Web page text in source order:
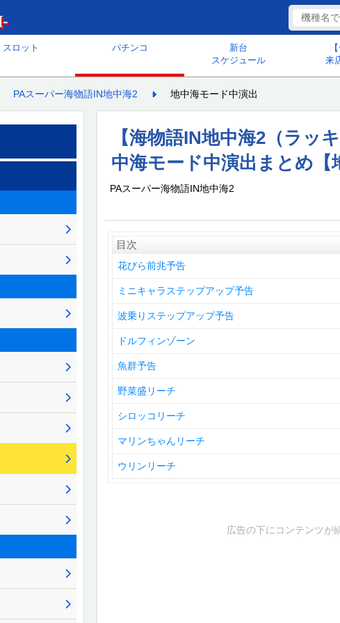
スロット パチンコ
新台
スケジュール
来
PAスーパー海物語IN地中海2 地中海モード中演出
【海物語IN地中海2（ラッ
中海モード中演出まとめ【
PAスーパー海物語IN地中海2
目次
花びら前兆予告
ミニキャラステップアップ予告
波乗りステップアップ予告
ドルフィンゾーン
魚群予告
野菜盛リーチ
シロッコリーチ
マリンちゃんリーチ
ウリンリーチ
広告の下にコンテンツが